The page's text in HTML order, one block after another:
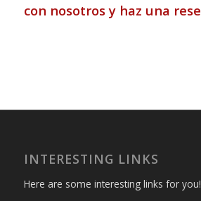
con nosotros y haz una
INTERESTING LINKS
Here are some interesting links for